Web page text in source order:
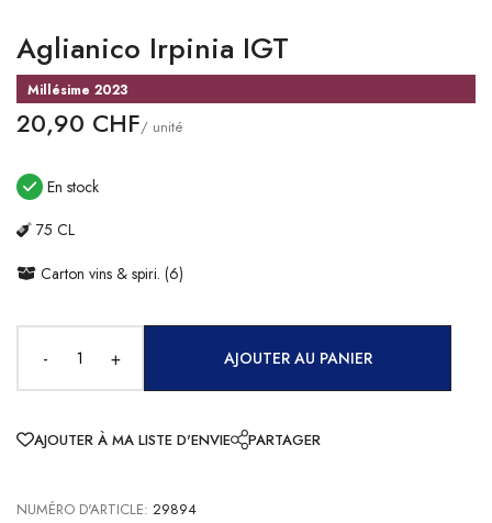
Devise
Aglianico Irpinia IGT
Millésime 2023
20,90 CHF/ unité
En stock
75 CL
Carton vins & spiri. (6)
- + AJOUTER AU PANIER
AJOUTER À MA LISTE D'ENVIE PARTAGER
NUMÉRO D'ARTICLE: 29894